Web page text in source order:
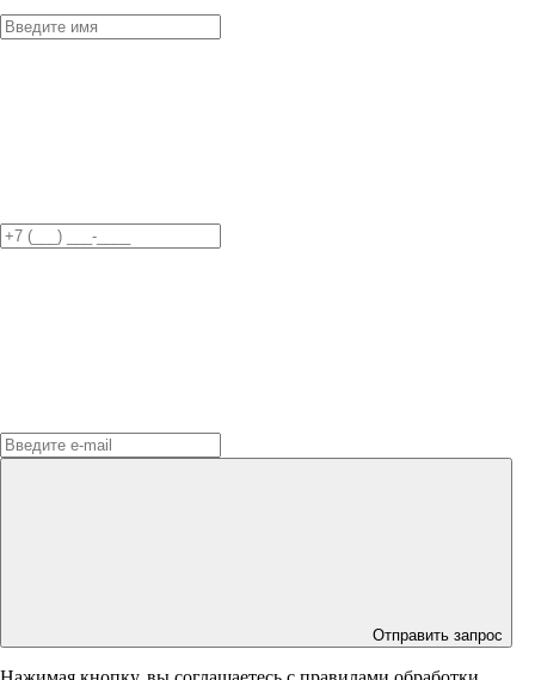
Отправить запрос